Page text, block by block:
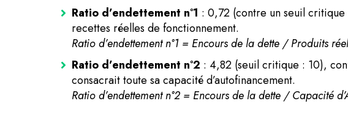
Ratio d’endettement n°1 : 0,72 (contre un seuil
recettes réelles de fonctionnement.
Ratio d’endettement n°1 = Encours de la dette / Produits
Ratio d’endettement n°2 : 4,82 (seuil critique : 10),
consacrait toute sa capacité d’autofinancement.
Ratio d’endettement n°2 = Encours de la dette / Capacité